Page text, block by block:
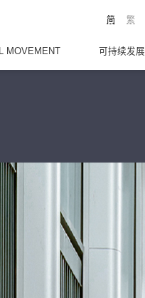
繁
简
MOVEMENT 可持续发展